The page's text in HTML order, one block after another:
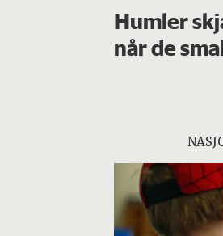
Humler
når de